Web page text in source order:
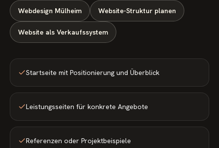
Webdesign Mülheim Website-Struktur planen
Website als Verkaufssystem
Startseite mit Positionierung und Überblick
Leistungsseiten für konkrete Angebote
Referenzen oder Projektbeispiele